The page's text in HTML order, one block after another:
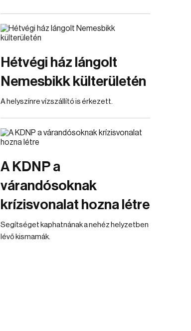
Hétvégi ház lángolt
Nemesbikk külterületén
A helyszínre vízszállító is érkezett.
A KDNP a
várandósoknak
krízisvonalat hozna létre
Segítséget kaphatnának a nehéz helyzetben
lévő kismamák.